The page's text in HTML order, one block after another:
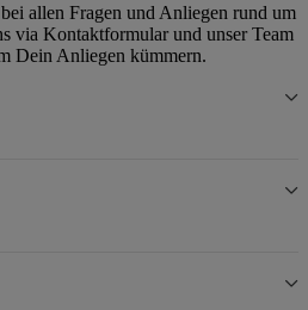
allen Fragen und Anliegen rund um
via Kontaktformular und unser Team
Dein Anliegen kümmern.